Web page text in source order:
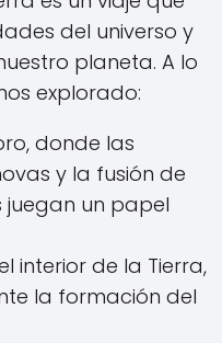
del universo y
planeta. A lo
explorado:
donde las
y la fusión de
juegan un papel
interior de la Tierra,
la formación del